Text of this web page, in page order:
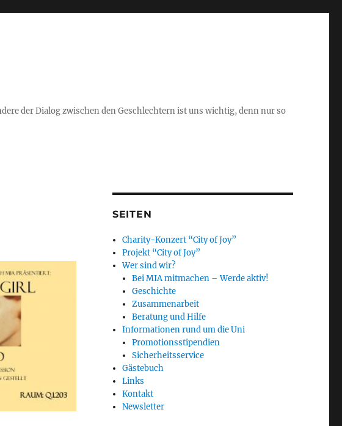
der Dialog zwischen den Geschlechtern ist uns wichtig, denn nur so
SEITEN
Charity-Konzert “City of Joy”
Projekt “City of Joy”
Wer sind wir?
Bei MIA mitmachen – Werde aktiv!
Geschichte
Zusammenarbeit
Beratung und Hilfe
Informationen rund um die Uni
Promotionsstipendien
Sicherheitsservice
Gästebuch
Links
Kontakt
Newsletter